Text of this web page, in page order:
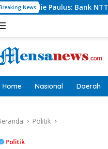
News
NTT Tetap
Home Nasional Daerah
Politik
Politik